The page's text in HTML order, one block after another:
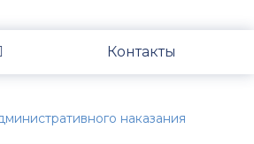
Контакты
наказания